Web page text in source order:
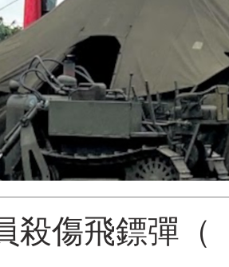
殺傷飛鏢彈（